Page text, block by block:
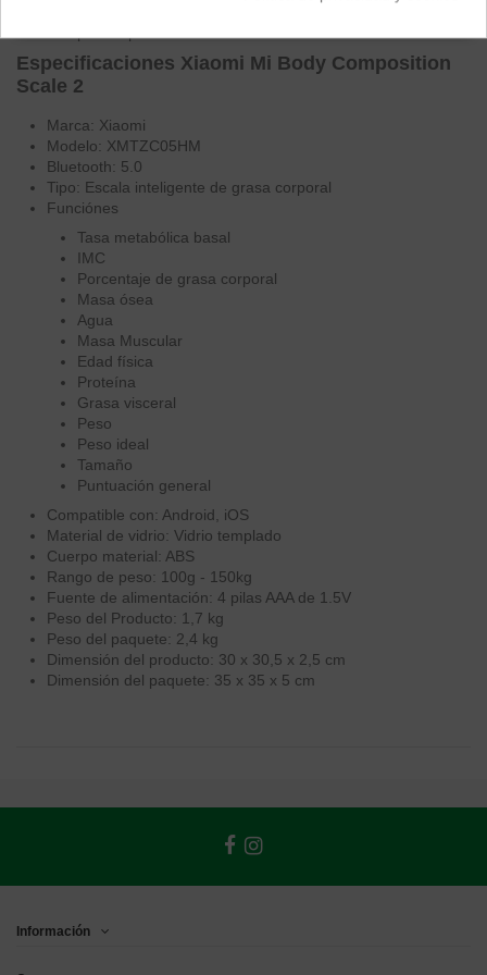
Especificaciones Xiaomi Mi Body Composition
Scale 2
Marca: Xiaomi
Modelo: XMTZC05HM
Bluetooth: 5.0
Tipo: Escala inteligente de grasa corporal
Funciónes
Tasa metabólica basal
IMC
Porcentaje de grasa corporal
Masa ósea
Agua
Masa Muscular
Edad física
Proteína
Grasa visceral
Peso
Peso ideal
Tamaño
Puntuación general
Compatible con: Android, iOS
Material de vidrio: Vidrio templado
Cuerpo material: ABS
Rango de peso: 100g - 150kg
Fuente de alimentación: 4 pilas AAA de 1.5V
Peso del Producto: 1,7 kg
Peso del paquete: 2,4 kg
Dimensión del producto: 30 x 30,5 x 2,5 cm
Dimensión del paquete: 35 x 35 x 5 cm
Información